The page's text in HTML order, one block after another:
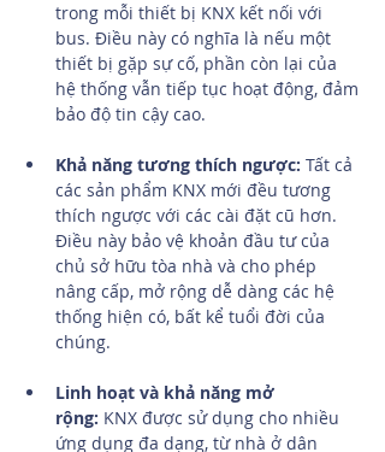
trong mỗi thiết bị KNX kết nối với
bus. Điều này có nghĩa là nếu một
thiết bị gặp sự cố, phần còn lại của
hệ thống vẫn tiếp tục hoạt động, đảm
bảo độ tin cậy cao.
Khả năng tương thích ngược: Tất cả
các sản phẩm KNX mới đều tương
thích ngược với các cài đặt cũ hơn.
Điều này bảo vệ khoản đầu tư của
chủ sở hữu tòa nhà và cho phép
nâng cấp, mở rộng dễ dàng các hệ
thống hiện có, bất kể tuổi đời của
chúng.
Linh hoạt và khả năng mở
rộng: KNX được sử dụng cho nhiều
ứng dụng đa dạng, từ nhà ở dân